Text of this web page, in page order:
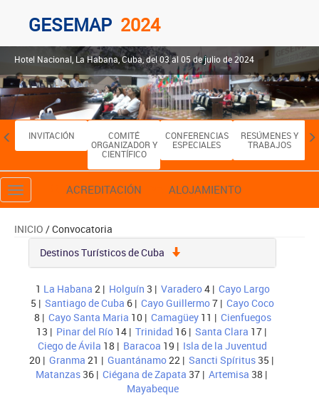
GESEMAP 2024
Hotel Nacional, La Habana, Cuba, del 03 al 05 de julio de 2024
INVITACIÓN
COMITÉ
ORGANIZADOR Y
CIENTÍFICO
CONFERENCIAS
ESPECIALES
RESÚMENES Y
TRABAJOS
Toggle
navigation
ACREDITACIÓN ALOJAMIENTO
INICIO / Convocatoria
Destinos Turísticos de Cuba
1 La Habana 2 | Holguín 3 | Varadero4 | Cayo Largo
5 | Santiago de Cuba 6 | Cayo Guillermo7 | Cayo Coco
8 | Cayo Santa Maria 10 | Camagüey11 | Cienfuegos
13 | Pinar del Río 14 | Trinidad 16 | Santa Clara 17 |
Ciego de Ávila 18 | Baracoa 19 | Isla de la Juventud
20 | Granma 21 | Guantánamo22 | Sancti Spíritus 35 |
Matanzas 36 | Ciégana de Zapata 37 | Artemisa 38 |
Mayabeque